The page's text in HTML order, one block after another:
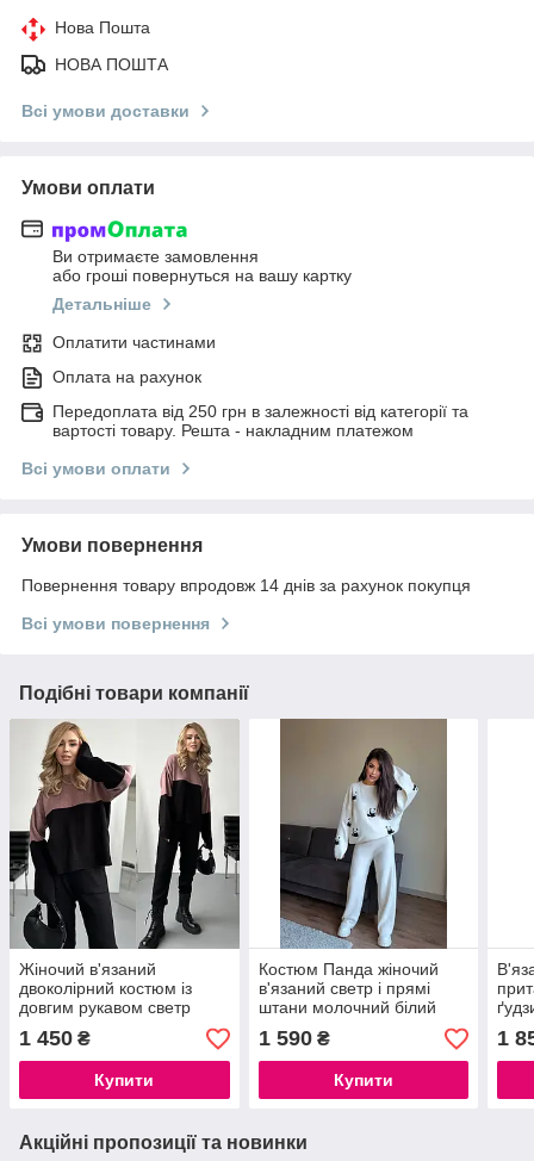
Нова Пошта
НОВА ПОШТА
Всі умови доставки
Умови оплати
Ви отримаєте замовлення
або гроші повернуться на вашу картку
Детальніше
Оплатити частинами
Оплата на рахунок
Передоплата від 250 грн в залежності від категорії та
вартості товару. Решта - накладним платежом
Всі умови оплати
Умови повернення
Повернення товару впродовж 14 днів за рахунок покупця
Всі умови повернення
Подібні товари компанії
Жіночий в'язаний
двоколірний костюм із
довгим рукавом светр
універсальний розмір 42-
46
1 450 ₴
Купити
Костюм Панда жіночий
в'язаний светр і прямі
штани молочний білий
1 590₴
Купити
1
Акційні пропозиції та новинки